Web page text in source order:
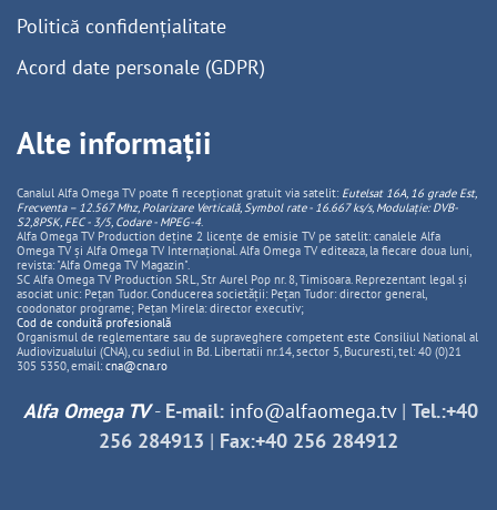
Politică confidențialitate
Acord date personale (GDPR)
Alte informații
Canalul Alfa Omega TV poate fi recepționat gratuit via satelit: Eutelsat 16A, 16 grade Est,
Frecventa – 12.567 Mhz, PolarizareVerticală, Symbol rate - 16.667 ks/s, Modulație: DVB-
S2,8PSK, FEC - 3/5, Codare - MPEG-4.
Alfa Omega TV Production deține 2 licențe de emisie TV pe satelit: canalele Alfa
Omega TV și Alfa Omega TV Internațional. Alfa Omega TV editeaza, la fiecare doua luni,
revista: "Alfa Omega TV Magazin".
SC Alfa Omega TV Production SRL, Str Aurel Pop nr. 8, Timisoara. Reprezentant legal și
asociat unic: Pețan Tudor. Conducerea societății: Pețan Tudor: director general,
coodonator programe; Pețan Mirela: director executiv;
Cod de conduită profesională
Organismul de reglementare sau de supraveghere competent este Consiliul National al
Audiovizualului (CNA), cu sediul in Bd. Libertatii nr.14, sector 5, Bucuresti, tel: 40 (0)21
305 5350, email: cna@cna.ro
Alfa Omega TV- E-mail: info@alfaomega.tv| Tel.:+40
256 284913 | Fax:+40 256 284912